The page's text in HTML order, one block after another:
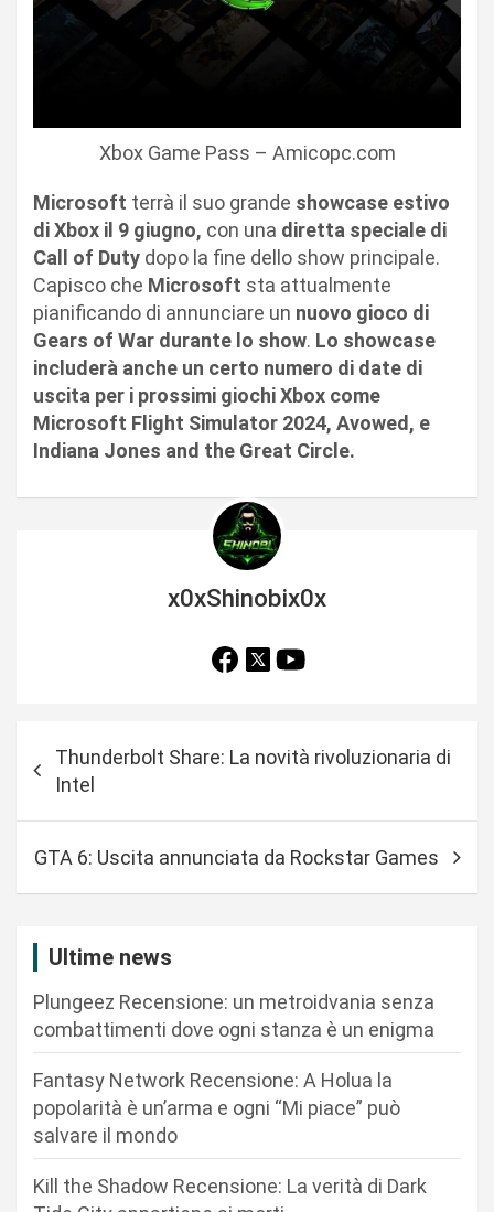
Xbox Game Pass – Amicopc.com
Microsoft terrà il suo grande showcase estivo
di Xbox il 9 giugno, con una diretta speciale di
Call of Duty dopo la fine dello show principale.
Capisco che Microsoft sta attualmente
pianificando di annunciare un nuovo gioco di
Gears of War durante lo show. Lo showcase
includerà anche un certo numero di date di
uscita per i prossimi giochi Xbox come
Microsoft Flight Simulator 2024, Avowed, e
Indiana Jones and the Great Circle.
x0xShinobix0x
Thunderbolt Share: La novità rivoluzionaria di
Intel
GTA 6: Uscita annunciata da Rockstar Games
Ultime news
Plungeez Recensione: un metroidvania senza
combattimenti dove ogni stanza è un enigma
Fantasy Network Recensione: A Holua la
popolarità è un’arma e ogni “Mi piace” può
salvare il mondo
Kill the Shadow Recensione: La verità di Dark